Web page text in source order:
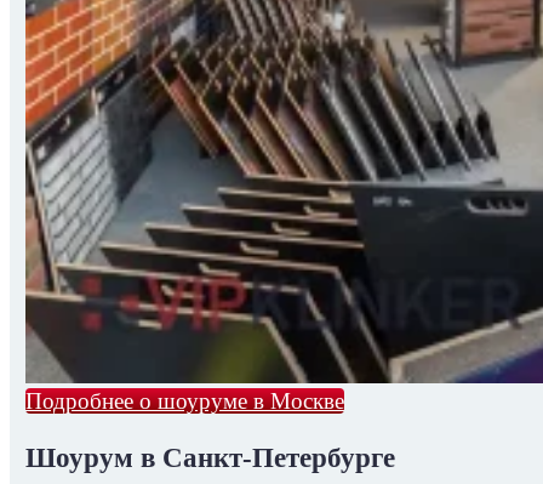
Подробнее о шоуруме в Москве
Шоурум в Санкт-Петербурге